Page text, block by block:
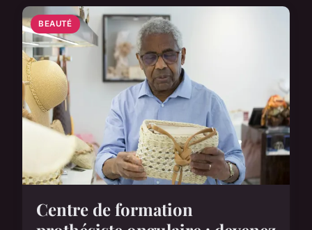
BEAUTÉ
Centre de formation